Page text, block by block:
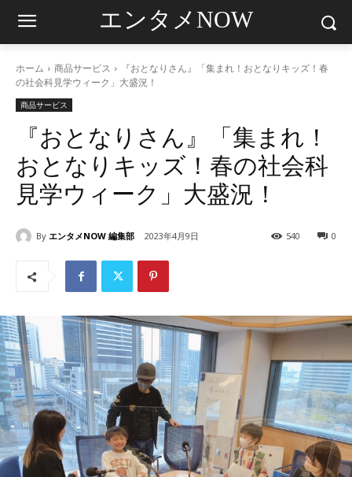
エンタメNOW
ホーム 商品サービス
『おとなりさん』「集まれ！おとなりキッズ！春
の社会科見学ウィーク」大盛況！
商品サービス
『おとなりさん』「集まれ！
おとなりキッズ！春の社会科
見学ウィーク」大盛況！
By エンタメNOW 編集部 2023年4月9日 0
540